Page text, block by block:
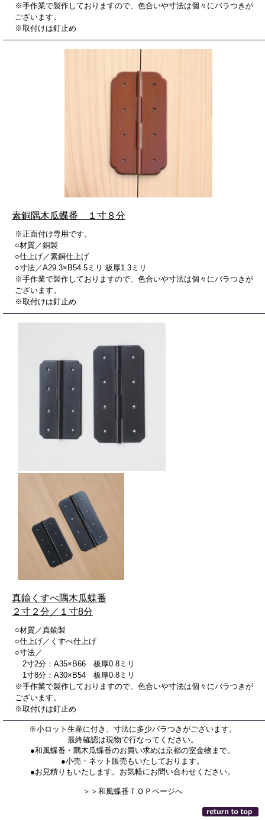
※手作業で製作しておりますので、色合いや寸法は個々にバラつきが
ございます。
※取付けは釘止め
素銅隅木瓜蝶番 １寸８分
※正面付け専用です。
○材質／銅製
○仕上げ／素銅仕上げ
○寸法／A29.3×B54.5ミリ 板厚1.3ミリ
※手作業で製作しておりますので、色合いや寸法は個々にバラつきが
ございます。
※取付けは釘止め
真鍮くすべ隅木瓜蝶番
２寸２分／１寸8分
○材質／真鍮製
○仕上げ／くすべ仕上げ
○寸法／
2寸2分：A35×B66 板厚0.8ミリ
1寸8分：A30×B54 板厚0.8ミリ
※手作業で製作しておりますので、色合いや寸法は個々にバラつきが
ございます。
※取付けは釘止め
※小ロット生産に付き、寸法に多少バラつきがございます。
最終確認は現物で行なってください。
●和風蝶番・隅木瓜蝶番のお買い求めは京都の室金物まで。
●小売・ネット販売もいたしております。
●お見積りもいたします。お気軽にお問い合わせください。
＞＞和風蝶番ＴＯＰページへ